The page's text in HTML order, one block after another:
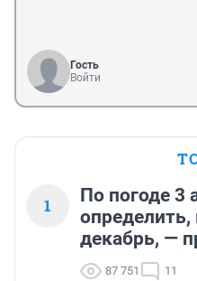
Гость
Войти
1
По погоде 3
декабрь, —
87 751 11